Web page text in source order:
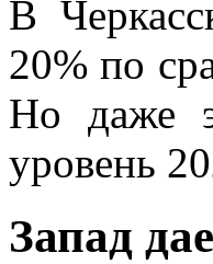
В
20% по
Но даже
уровень
Запад